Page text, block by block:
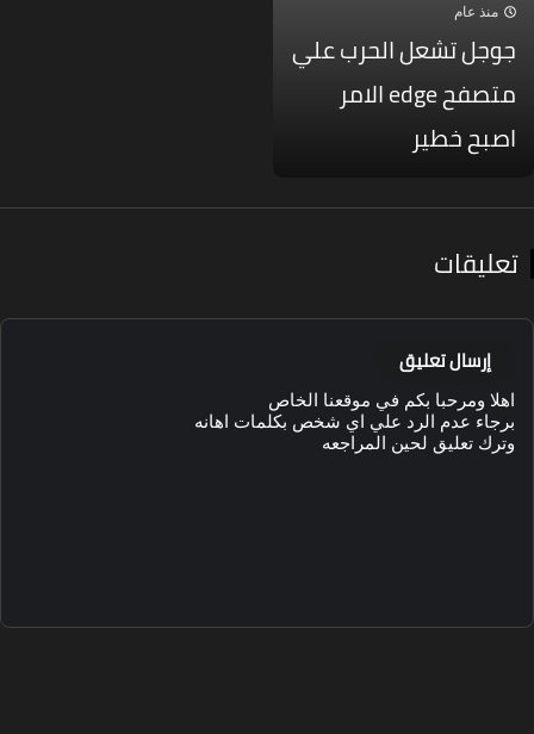
منذ عام
تشعل الحرب علي
متصفح edge الامر
خطير
إرسال تعليق
ومرحبا بكم في موقعنا الخاص
عدم الرد علي اي شخص بكلمات اهانه
تعليق لحين المراجعه